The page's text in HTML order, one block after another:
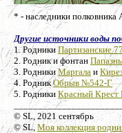
* - наследники полковника
Другие источники воды
1. РодникиПартизанские
2. Родник и фонтан
3. РодникиМаргала и
4. РодникОбрыв №542-Г
5. Родники Красный
© SL, 2021 сентябрь
© SL, Моя коллекция